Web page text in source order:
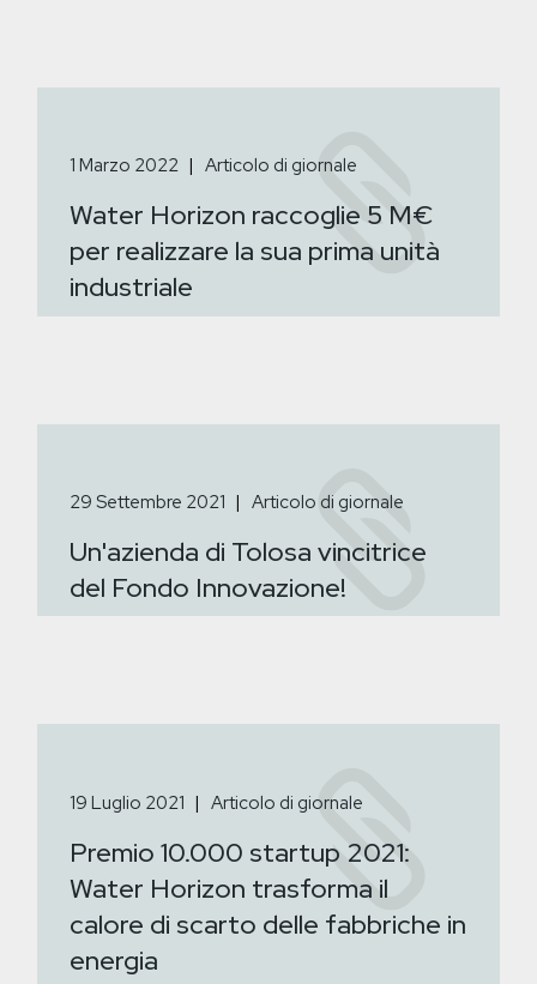
1 Marzo 2022 Articolo di giornale
Water Horizon raccoglie 5 M€
per realizzare la sua prima unità
industriale
29 Settembre 2021 Articolo di giornale
Un'azienda di Tolosa vincitrice
del Fondo Innovazione!
19 Luglio 2021 Articolo di giornale
Premio 10.000 startup 2021:
Water Horizon trasforma il
calore di scarto delle fabbriche in
energia